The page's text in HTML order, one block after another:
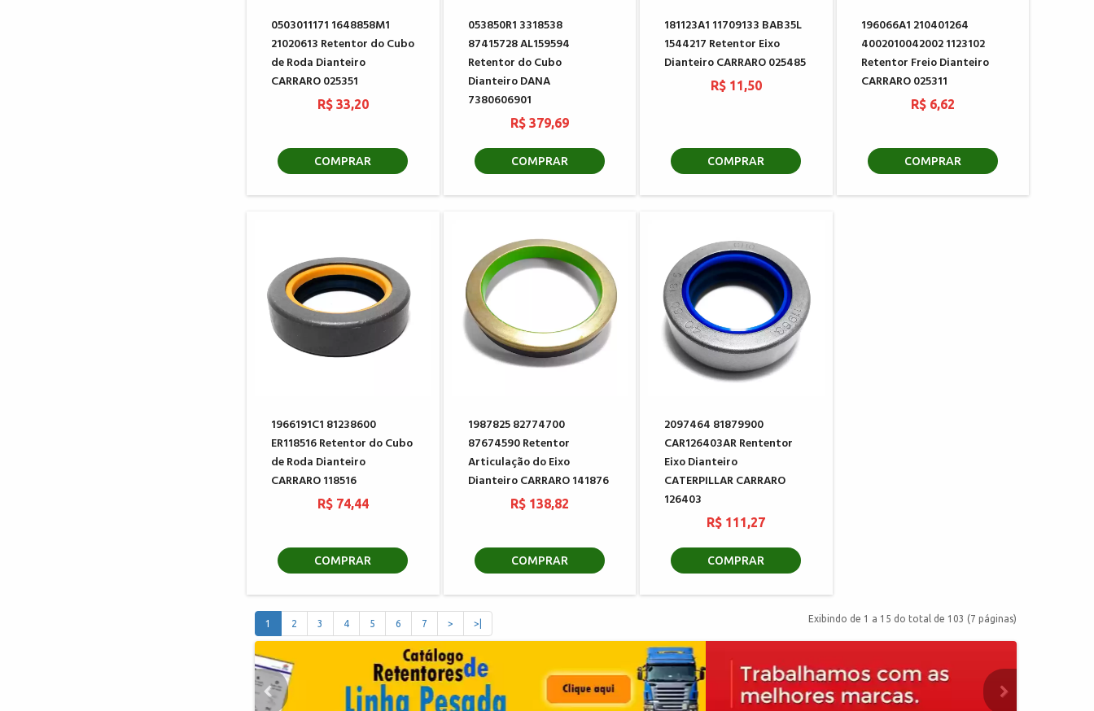
0503011171 1648858M1
21020613 Retentor do Cubo
de Roda Dianteiro
CARRARO 025351
R$ 33,20
COMPRAR
053850R1 3318538
87415728 AL159594
Retentor do Cubo
Dianteiro DANA
7380606901
R$ 379,69
COMPRAR
181123A1 11709133 BAB35L
1544217 Retentor Eixo
Dianteiro CARRARO 025485
R$ 11,50
COMPRAR
196066A1 210401264
4002010042002 1123102
Retentor Freio Dianteiro
CARRARO 025311
R$ 6,62
COMPRAR
1966191C1 81238600
ER118516 Retentor do Cubo
de Roda Dianteiro
CARRARO 118516
R$ 74,44
COMPRAR
1987825 82774700
87674590 Retentor
Articulação do Eixo
Dianteiro CARRARO 141876
R$ 138,82
COMPRAR
2097464 81879900
CAR126403AR Rententor
Eixo Dianteiro
CATERPILLAR CARRARO
126403
R$ 111,27
COMPRAR
1 2 3 4 5 6 7 > >| Exibindo de 1 a 15 do total de 103 (7 páginas)